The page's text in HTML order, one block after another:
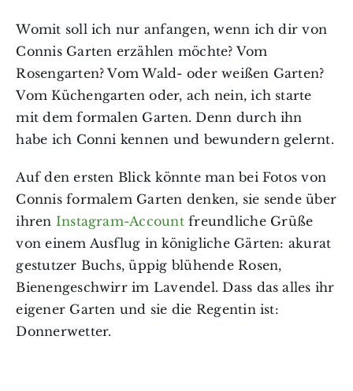
Womit soll ich nur anfangen, wenn ich dir von
Connis Garten erzählen möchte? Vom
Rosengarten? Vom Wald- oder weißen Garten?
Vom Küchengarten oder, ach nein, ich starte
mit dem formalen Garten. Denn durch ihn
habe ich Conni kennen und bewundern gelernt.
Auf den ersten Blick könnte man bei Fotos von
Connis formalem Garten denken, sie sende über
ihren Instagram-Accountfreundliche Grüße
von einem Ausflug in königliche Gärten: akurat
gestutzer Buchs, üppig blühende Rosen,
Bienengeschwirr im Lavendel. Dass das alles ihr
eigener Garten und sie die Regentin ist:
Donnerwetter.